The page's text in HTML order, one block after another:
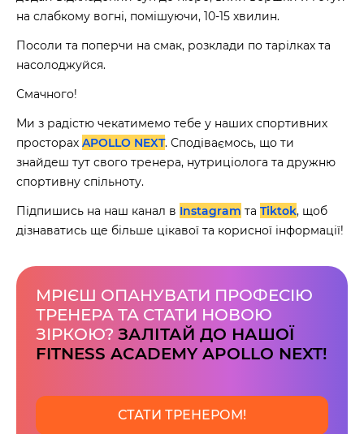
на слабкому вогні, помішуючи, 10-15 хвилин.
Посоли та поперчи на смак, розклади по тарілках та
насолоджуйся.
Смачного!
Ми з радістю чекатимемо тебе у наших спортивних
просторах APOLLO NEXT. Сподіваємось, що ти
знайдеш тут свого тренера, нутриціолога та дружню
спортивну спільноту.
Підпишись на наш канал в Instagram та Tiktok, щоб
дізнаватись ще більше цікавої та корисної інформації!
МРІЄШ ОПАНУВАТИ ПРОФЕСІЮ
ТРЕНЕРА ТА СТАТИ НОВОЮ
ЗІРКОЮ? ЗАЛІТАЙ ДО НАШОЇ
FITNESS ACADEMY APOLLO NEXT!
СТАТИ ТРЕНЕРОМ!
О 9:00 ми зупиняємось
00
хв
59
сек
Наше право на життя, свободу та